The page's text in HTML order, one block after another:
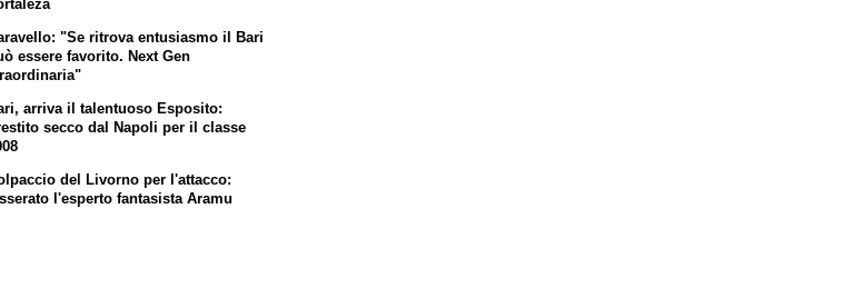
"Se ritrova entusiasmo il Bari
essere favorito. Next Gen
arriva il talentuoso Esposito:
secco dal Napoli per il classe
del Livorno per l'attacco:
l'esperto fantasista Aramu